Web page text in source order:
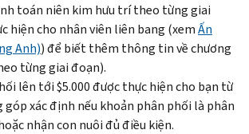
toán niên kim hưu trí theo từng giai
hiện cho nhân viên liên bang (xemẤn
Anh)) để biết thêm thông tin về chương
từng giai đoạn).
lên tới $5.000 được thực hiện cho bạn từ
góp xác định nếu khoản phân phối là phân
nhận con nuôi đủ điều kiện.